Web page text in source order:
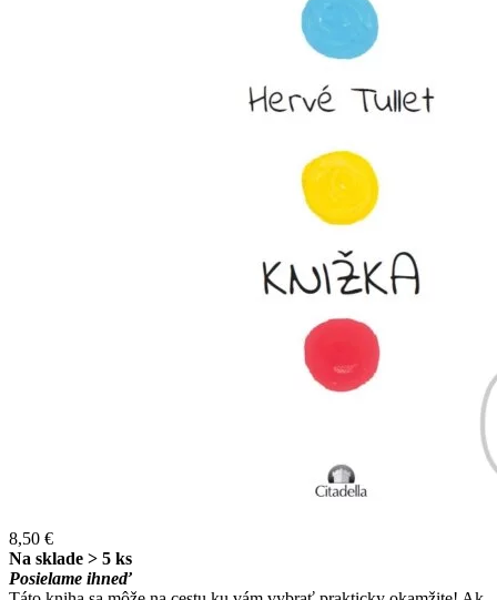
8,50 €
Na sklade > 5 ks
Posielame ihneď